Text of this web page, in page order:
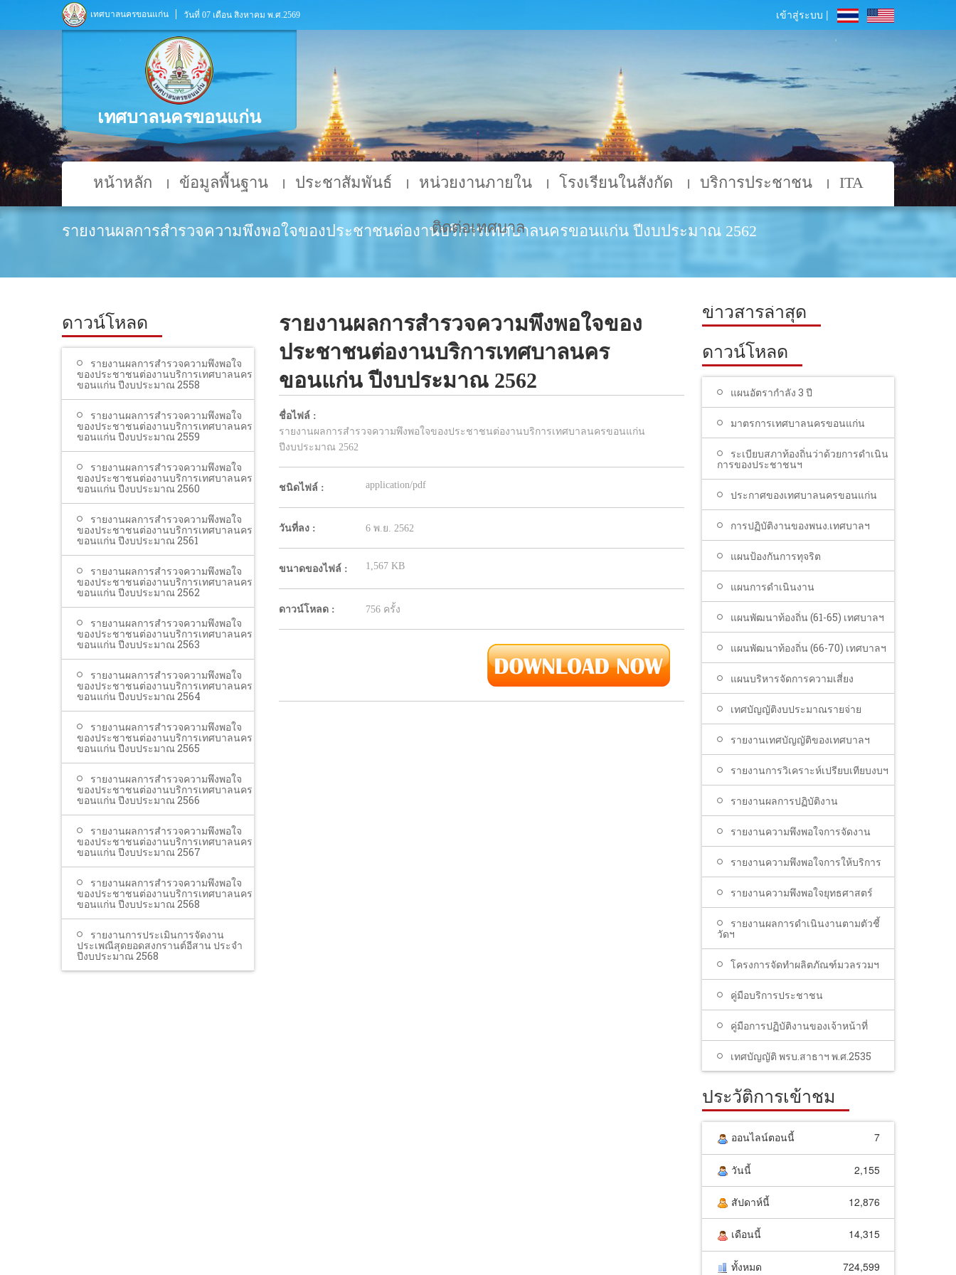
เทศบาลนครขอนแก่น วันที่ 07 เดือน สิงหาคม พ.ศ.2569 เข้าสู่ระบบ |
เทศบาลนครขอนแก่น
หน้าหลัก ข้อมูลพื้นฐาน ประชาสัมพันธ์ หน่วยงานภายใน โรงเรียนในสังกัด บริการประชาชน ITA
ติดต่อเทศบาล
รายงานผลการสำรวจความพึงพอใจของประชาชนต่องานบริการเทศบาลนครขอนแก่น ปีงบประมาณ 2562
ดาวน์โหลด
รายงานผลการสำรวจความพึงพอใจ
ของประชาชนต่องานบริการเทศบาลนคร
ขอนแก่น ปีงบประมาณ 2558
รายงานผลการสำรวจความพึงพอใจ
ของประชาชนต่องานบริการเทศบาลนคร
ขอนแก่น ปีงบประมาณ 2559
รายงานผลการสำรวจความพึงพอใจ
ของประชาชนต่องานบริการเทศบาลนคร
ขอนแก่น ปีงบประมาณ 2560
รายงานผลการสำรวจความพึงพอใจ
ของประชาชนต่องานบริการเทศบาลนคร
ขอนแก่น ปีงบประมาณ 2561
รายงานผลการสำรวจความพึงพอใจ
ของประชาชนต่องานบริการเทศบาลนคร
ขอนแก่น ปีงบประมาณ 2562
รายงานผลการสำรวจความพึงพอใจ
ของประชาชนต่องานบริการเทศบาลนคร
ขอนแก่น ปีงบประมาณ 2563
รายงานผลการสำรวจความพึงพอใจ
ของประชาชนต่องานบริการเทศบาลนคร
ขอนแก่น ปีงบประมาณ 2564
รายงานผลการสำรวจความพึงพอใจ
ของประชาชนต่องานบริการเทศบาลนคร
ขอนแก่น ปีงบประมาณ 2565
รายงานผลการสำรวจความพึงพอใจ
ของประชาชนต่องานบริการเทศบาลนคร
ขอนแก่น ปีงบประมาณ 2566
รายงานผลการสำรวจความพึงพอใจ
ของประชาชนต่องานบริการเทศบาลนคร
ขอนแก่น ปีงบประมาณ 2567
รายงานผลการสำรวจความพึงพอใจ
ของประชาชนต่องานบริการเทศบาลนคร
ขอนแก่น ปีงบประมาณ 2568
รายงานการประเมินการจัดงาน
ประเพณีสุดยอดสงกรานต์อีสาน ประจำ
ปีงบประมาณ 2568
รายงานผลการสำรวจความพึงพอใจของ
ประชาชนต่องานบริการเทศบาลนคร
ขอนแก่น ปีงบประมาณ 2562
ชื่อไฟล์ :
รายงานผลการสำรวจความพึงพอใจของประชาชนต่องานบริการเทศบาลนครขอนแก่น
ปีงบประมาณ 2562
ชนิดไฟล์ : application/pdf
วันที่ลง : 6 พ.ย. 2562
ขนาดของไฟล์ : 1,567 KB
ดาวน์โหลด : 756 ครั้ง
ข่าวสารล่าสุด
ดาวน์โหลด
แผนอัตรากำลัง 3 ปี
มาตรการเทศบาลนครขอนแก่น
ระเบียบสภาท้องถิ่นว่าด้วยการดำเนิน
การของประชาชนฯ
ประกาศของเทศบาลนครขอนแก่น
การปฏิบัติงานของพนง.เทศบาลฯ
แผนป้องกันการทุจริต
แผนการดำเนินงาน
แผนพัฒนาท้องถิ่น (61-65) เทศบาลฯ
แผนพัฒนาท้องถิ่น (66-70) เทศบาลฯ
แผนบริหารจัดการความเสี่ยง
เทศบัญญัติงบประมาณรายจ่าย
รายงานเทศบัญญัติของเทศบาลฯ
รายงานการวิเคราะห์เปรียบเทียบงบฯ
รายงานผลการปฏิบัติงาน
รายงานความพึงพอใจการจัดงาน
รายงานความพึงพอใจการให้บริการ
รายงานความพึงพอใจยุทธศาสตร์
รายงานผลการดำเนินงานตามตัวชี้
วัดฯ
โครงการจัดทำผลิตภัณฑ์มวลรวมฯ
คู่มือบริการประชาชน
คู่มือการปฏิบัติงานของเจ้าหน้าที่
เทศบัญญัติ พรบ.สาธาฯ พ.ศ.2535
ประวัติการเข้าชม
ออนไลน์ตอนนี้ 7
วันนี้ 2,155
สัปดาห์นี้ 12,876
เดือนนี้ 14,315
ทั้งหมด 724,599